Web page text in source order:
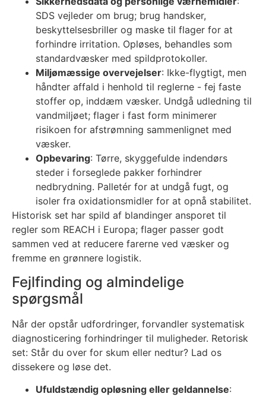
SDS vejleder om brug; brug handsker,
beskyttelsesbriller og maske til flager for at
forhindre irritation. Opløses, behandles som
standardvæsker med spildprotokoller.
Miljømæssige overvejelser: Ikke-flygtigt, men
håndter affald i henhold til reglerne - fej faste
stoffer op, inddæm væsker. Undgå udledning til
vandmiljøet; flager i fast form minimerer
risikoen for afstrømning sammenlignet med
væsker.
Opbevaring: Tørre, skyggefulde indendørs
steder i forseglede pakker forhindrer
nedbrydning. Palletér for at undgå fugt, og
isoler fra oxidationsmidler for at opnå stabilitet.
Historisk set har spild af blandinger ansporet til
regler som REACH i Europa; flager passer godt
sammen ved at reducere farerne ved væsker og
fremme en grønnere logistik.
Fejlfinding og almindelige
spørgsmål
Når der opstår udfordringer, forvandler systematisk
diagnosticering forhindringer til muligheder. Retorisk
set: Står du over for skum eller nedtur? Lad os
dissekere og løse det.
Ufuldstændig opløsning eller geldannelse: